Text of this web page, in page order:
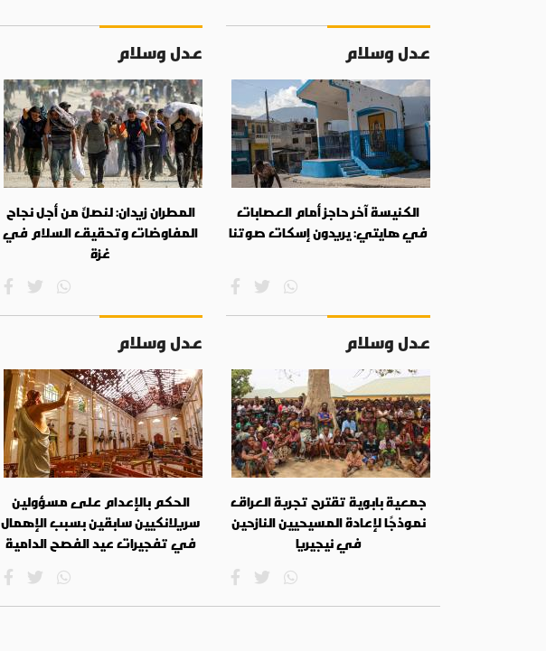
عدل وسلام
الكنيسة آخر حاجز أمام العصابات
في هايتي: يريدون إسكات صوتنا
عدل وسلام
المطران زيدان: لنصلِّ من أجل نجاح
المفاوضات وتحقيق السلام في
غزة
عدل وسلام
جمعية بابوية تقترح تجربة العراق
نموذجًا لإعادة المسيحيين النازحين
في نيجيريا
عدل وسلام
الحكم بالإعدام على مسؤولين
سريلانكيين سابقين بسبب الإهمال
في تفجيرات عيد الفصح الدامية